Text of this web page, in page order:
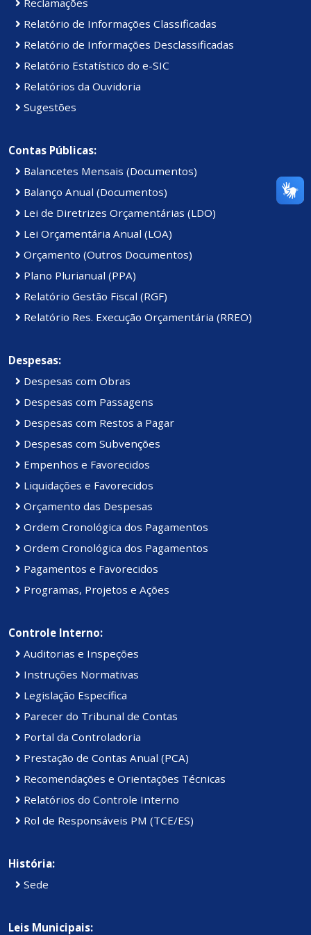
Relatório de Informações Classificadas
Relatório de Informações Desclassificadas
Relatório Estatístico do e-SIC
Relatórios da Ouvidoria
Sugestões
Contas Públicas:
Balancetes Mensais (Documentos)
Balanço Anual (Documentos)
Lei de Diretrizes Orçamentárias (LDO)
Lei Orçamentária Anual (LOA)
Orçamento (Outros Documentos)
Plano Plurianual (PPA)
Relatório Gestão Fiscal (RGF)
Relatório Res. Execução Orçamentária (RREO)
Despesas:
Despesas com Obras
Despesas com Passagens
Despesas com Restos a Pagar
Despesas com Subvenções
Empenhos e Favorecidos
Liquidações e Favorecidos
Orçamento das Despesas
Ordem Cronológica dos Pagamentos
Ordem Cronológica dos Pagamentos
Pagamentos e Favorecidos
Programas, Projetos e Ações
Controle Interno:
Auditorias e Inspeções
Instruções Normativas
Legislação Específica
Parecer do Tribunal de Contas
Portal da Controladoria
Prestação de Contas Anual (PCA)
Recomendações e Orientações Técnicas
Relatórios do Controle Interno
Rol de Responsáveis PM (TCE/ES)
História:
Sede
Leis Municipais: